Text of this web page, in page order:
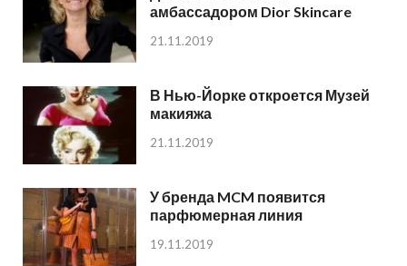
амбассадором Dior Skincare
21.11.2019
В Нью-Йорке откроется Музей
макияжа
21.11.2019
У бренда MCM появится
парфюмерная линия
19.11.2019